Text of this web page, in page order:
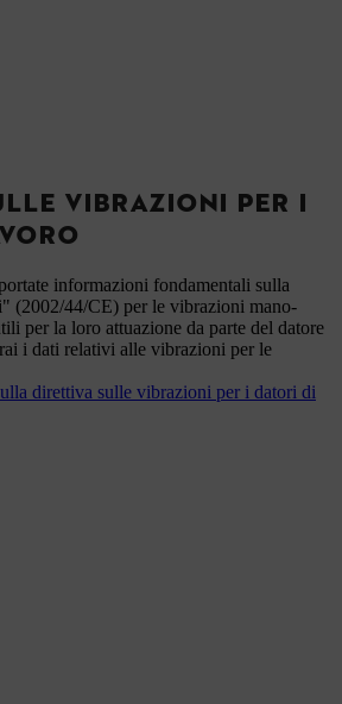
VIBRAZIONI PER I
informazioni fondamentali sulla
(2002/44/CE) per le vibrazioni mano-
per la loro attuazione da parte del datore
i dati relativi alle vibrazioni per le
direttiva sulle vibrazioni per i datori di